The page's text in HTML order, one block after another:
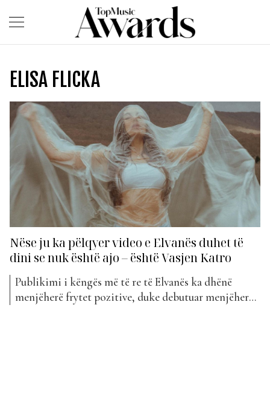
ELISA FLICKA
Nëse ju ka pëlqyer video e Elvanës duhet të
dini se nuk është ajo – është Vasjen Katro
Publikimi i këngës më të re të Elvanës ka dhënë
menjëherë frytet pozitive, duke debutuar menjëherë